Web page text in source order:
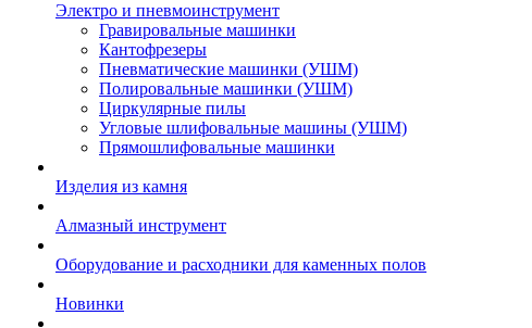
Электро и пневмоинструмент
Гравировальные машинки
Кантофрезеры
Пневматические машинки (УШМ)
Полировальные машинки (УШМ)
Циркулярные пилы
Угловые шлифовальные машины (УШМ)
Прямошлифовальные машинки
Изделия из камня
Алмазный инструмент
Оборудование и расходники для каменных полов
Новинки